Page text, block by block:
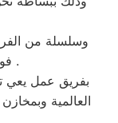
وسلسلة من
فوق اوتوماتيك وتحميل امامي .
بفريق عمل يعي
العالمية